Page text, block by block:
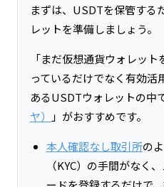
まずは、USDTを保管する
レットを準備しましょう。
「まだ仮想通貨ウォレッ
っているだけでなく有効
あるUSDTウォレットの中
ヤ）
」がおすすめです。
本人確認なし取引所の
（KYC）の手間がなく